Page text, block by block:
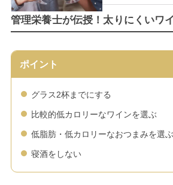
管理栄養士が伝授！太りにくいワ
ポイント
グラス2杯までにする
比較的低カロリーなワインを選ぶ
低脂肪・低カロリーなおつまみを選ぶ
寝酒をしない